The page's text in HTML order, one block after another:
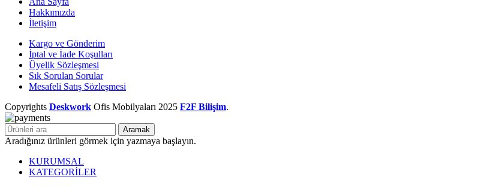
Hakkımızda
İletişim
Kargo ve Gönderim
İptal ve İade Koşulları
Üyelik Sözleşmesi
Sık Sorulan Sorular
Mesafeli Satış Sözleşmesi
Copyrights Deskwork Ofis Mobilyaları 2025 F2F Bilişim.
Aramak
Aradığınız ürünleri görmek için yazmaya başlayın.
KURUMSAL
KATEGORİLER